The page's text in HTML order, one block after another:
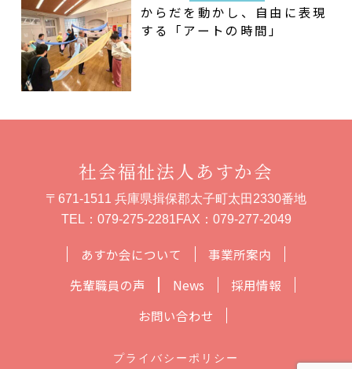
からだを動かし、自由に表現
する「アートの時間」
あすか会について
事業所案内
先輩職員の声
News
採用情報
お問い合わせ
社会福祉法人あすか会
〒671-1511 兵庫県揖保郡太子町太田2330番地
TEL： 079-275-2281FAX：079-277-2049
プライバシーポリシー